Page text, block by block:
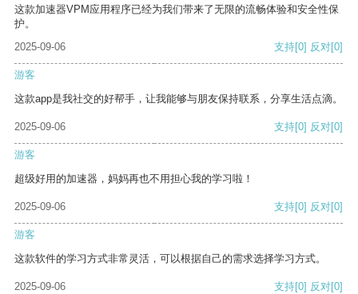
这款加速器VPM应用程序已经为我们带来了无限的流畅体验和安全性保
护。
2025-09-06
支持[0] 反对[0]
游客
这款app是我社交的好帮手，让我能够与朋友保持联系，分享生活点滴。
2025-09-06 支持[0] 反对[0]
游客
超级好用的加速器，妈妈再也不用担心我的学习啦！
2025-09-06 支持[0] 反对[0]
游客
这款软件的学习方式非常灵活，可以根据自己的需求选择学习方式。
2025-09-06 支持[0] 反对[0]